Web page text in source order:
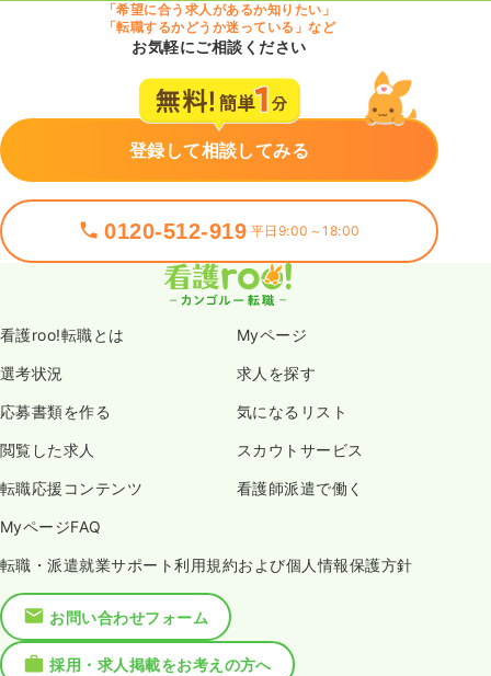
「希望に合う求人があるか知りたい」
「転職するかどうか迷っている」など
お気軽にご相談ください
登録して相談してみる
0120-512-919 平日9:00～18:00
看護roo!転職とは Myページ
選考状況 求人を探す
応募書類を作る 気になるリスト
閲覧した求人 スカウトサービス
転職応援コンテンツ 看護師派遣で働く
MyページFAQ
転職・派遣就業サポート利用規約および個人情報保護方針
お問い合わせフォーム
採用・求人掲載をお考えの方へ